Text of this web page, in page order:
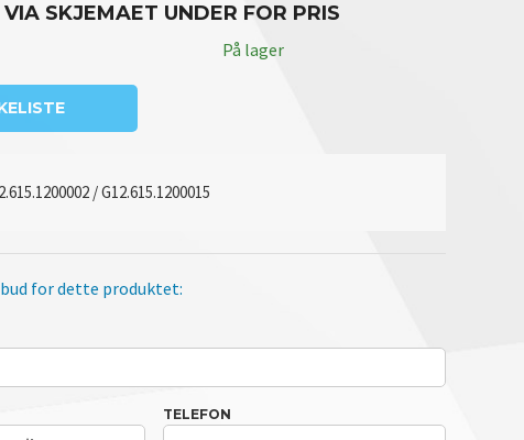
SKJEMAET UNDER FOR PRIS
På lager
/ G12.615.1200015
for dette produktet:
TELEFON